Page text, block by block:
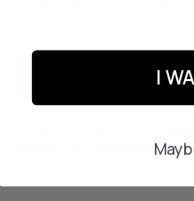
Términos del servicio.
I